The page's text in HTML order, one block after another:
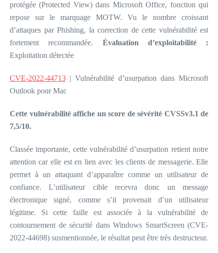
protégée (Protected View) dans Microsoft Office, fonction qui
repose sur le marquage MOTW. Vu le nombre croissant
d’attaques par Phishing, la correction de cette vulnérabilité est
fortement recommandée. Évaluation d’exploitabilité :
Exploitation détectée
CVE-2022-44713 | Vulnérabilité d’usurpation dans Microsoft
Outlook pour Mac
Cette vulnérabilité affiche un score de sévérité CVSSv3.1 de
7,5/10.
Classée importante, cette vulnérabilité d’usurpation retient notre
attention car elle est en lien avec les clients de messagerie. Elle
permet à un attaquant d’apparaître comme un utilisateur de
confiance. L’utilisateur cible recevra donc un message
électronique signé, comme s’il provenait d’un utilisateur
légitime. Si cette faille est associée à la vulnérabilité de
contournement de sécurité dans Windows SmartScreen (CVE-
2022-44698) susmentionnée, le résultat peut être très destructeur.